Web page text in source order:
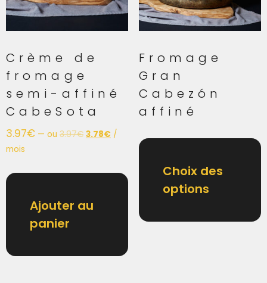
Crème de
fromage
semi-affiné
CabeSota
3.97€ — ou 3.97€ 3.78€ /
mois
Ajouter au
panier
Fromage
Gran
Cabezón
affiné
Choix des
options